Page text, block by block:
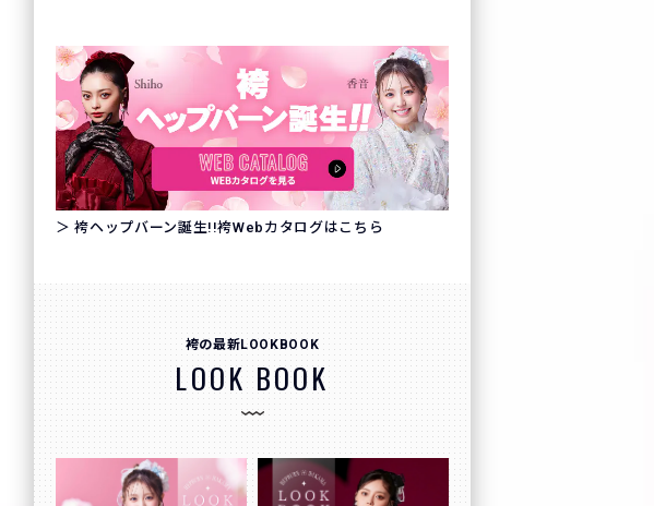
＞ 袴ヘップバーン誕生!!袴Webカタログはこちら
袴の最新LOOKBOOK
LOOK BOOK